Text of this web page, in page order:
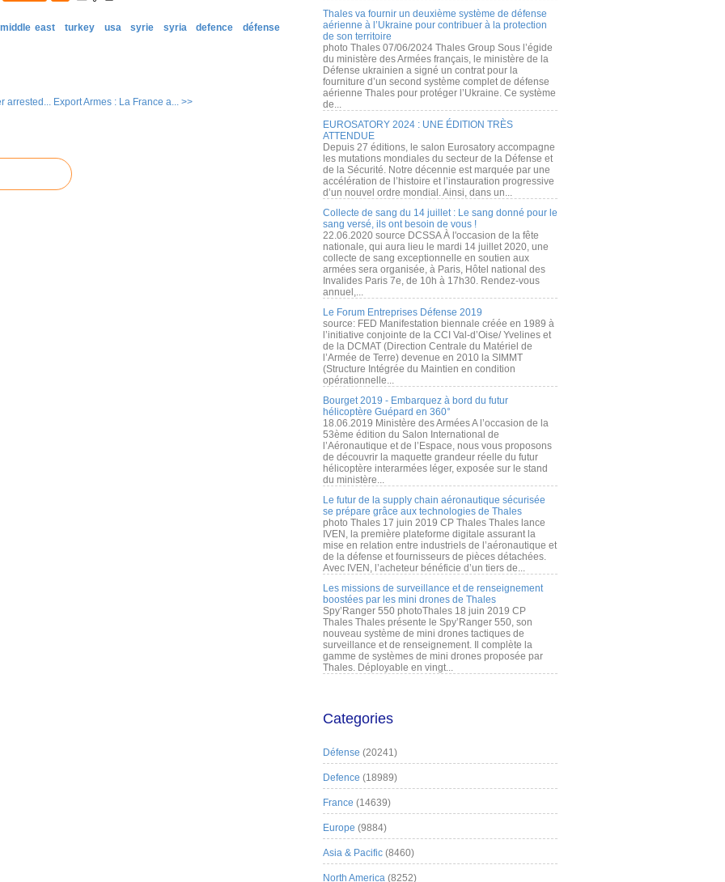
east turkey usa syrie syria defence défense
arrested... Export Armes : La France a... >>
Thales va fournir un deuxième système de défense
aérienne à l’Ukraine pour contribuer à la protection
de son territoire
photo Thales 07/06/2024 Thales Group Sous l’égide
du ministère des Armées français, le ministère de la
Défense ukrainien a signé un contrat pour la
fourniture d’un second système complet de défense
aérienne Thales pour protéger l’Ukraine. Ce système
de...
EUROSATORY 2024 : UNE ÉDITION TRÈS
ATTENDUE
Depuis 27 éditions, le salon Eurosatory accompagne
les mutations mondiales du secteur de la Défense et
de la Sécurité. Notre décennie est marquée par une
accélération de l’histoire et l’instauration progressive
d’un nouvel ordre mondial. Ainsi, dans un...
Collecte de sang du 14 juillet : Le sang donné pour le
sang versé, ils ont besoin de vous !
22.06.2020 source DCSSA À l'occasion de la fête
nationale, qui aura lieu le mardi 14 juillet 2020, une
collecte de sang exceptionnelle en soutien aux
armées sera organisée, à Paris, Hôtel national des
Invalides Paris 7e, de 10h à 17h30. Rendez-vous
annuel,...
Le Forum Entreprises Défense 2019
source: FED Manifestation biennale créée en 1989 à
l’initiative conjointe de la CCI Val-d’Oise/ Yvelines et
de la DCMAT (Direction Centrale du Matériel de
l’Armée de Terre) devenue en 2010 la SIMMT
(Structure Intégrée du Maintien en condition
opérationnelle...
Bourget 2019 - Embarquez à bord du futur
hélicoptère Guépard en 360°
18.06.2019 Ministère des Armées A l’occasion de la
53ème édition du Salon International de
l’Aéronautique et de l’Espace, nous vous proposons
de découvrir la maquette grandeur réelle du futur
hélicoptère interarmées léger, exposée sur le stand
du ministère...
Le futur de la supply chain aéronautique sécurisée
se prépare grâce aux technologies de Thales
photo Thales 17 juin 2019 CP Thales Thales lance
IVEN, la première plateforme digitale assurant la
mise en relation entre industriels de l’aéronautique et
de la défense et fournisseurs de pièces détachées.
Avec IVEN, l’acheteur bénéficie d’un tiers de...
Les missions de surveillance et de renseignement
boostées par les mini drones de Thales
Spy’Ranger 550 photoThales 18 juin 2019 CP
Thales Thales présente le Spy’Ranger 550, son
nouveau système de mini drones tactiques de
surveillance et de renseignement. Il complète la
gamme de systèmes de mini drones proposée par
Thales. Déployable en vingt...
Categories
Défense (20241)
Defence (18989)
France (14639)
Europe (9884)
Asia & Pacific (8460)
North America (8252)